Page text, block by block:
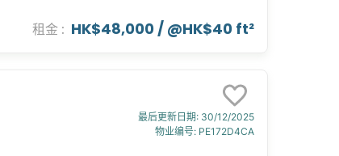
租金 : HK$48,000/ @HK$40 ft²
最后更新日期: 30/12/2025
物业编号: PE172D4CA